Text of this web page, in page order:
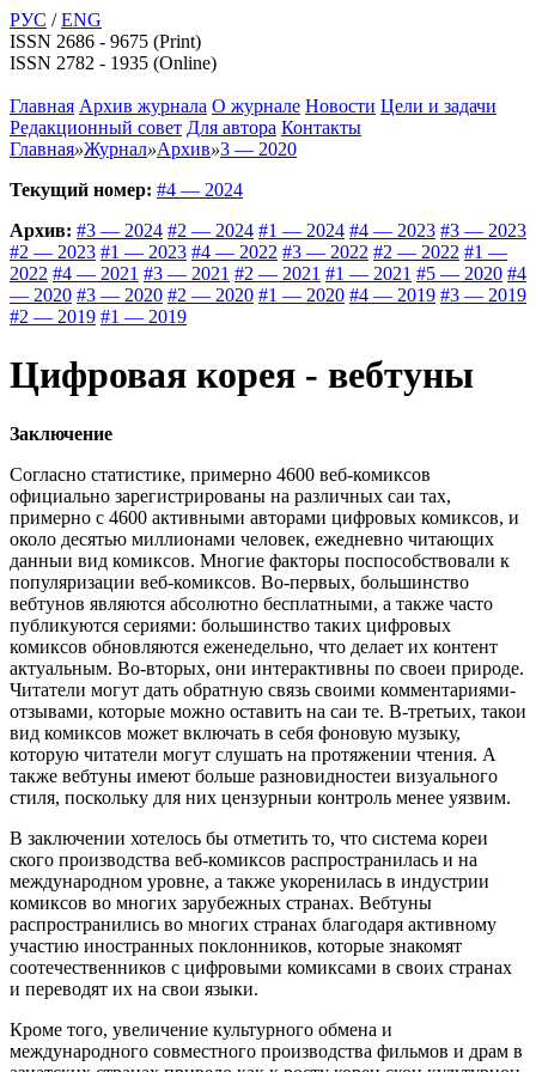
РУС /ENG
ISSN 2686 - 9675 (Print)
ISSN 2782 - 1935 (Online)
Главная Архив журнала О журнале Новости Цели и задачи
Редакционный совет Для автора Контакты
Главная»Журнал»Архив»3 — 2020
Текущий номер: #4 — 2024
Архив: #3 — 2024 #2 — 2024 #1 — 2024 #4 — 2023 #3 — 2023
#2 — 2023 #1 — 2023 #4 — 2022 #3 — 2022 #2 — 2022 #1 —
2022 #4 — 2021 #3 — 2021 #2 — 2021 #1 — 2021 #5 — 2020 #4
— 2020 #3 — 2020 #2 — 2020 #1 — 2020 #4 — 2019 #3 — 2019
#2 — 2019 #1 — 2019
Цифровая корея - вебтуны
Заключение
Согласно статистике, примерно 4600 веб-комиксов
официально зарегистрированы на различных саи тах,
примерно с 4600 активными авторами цифровых комиксов, и
около десятью миллионами человек, ежедневно читающих
данныи вид комиксов. Многие факторы поспособствовали к
популяризации веб-комиксов. Во-первых, большинство
вебтунов являются абсолютно бесплатными, а также часто
публикуются сериями: большинство таких цифровых
комиксов обновляются еженедельно, что делает их контент
актуальным. Во-вторых, они интерактивны по своеи природе.
Читатели могут дать обратную связь своими комментариями-
отзывами, которые можно оставить на саи те. В-третьих, такои
вид комиксов может включать в себя фоновую музыку,
которую читатели могут слушать на протяжении чтения. А
также вебтуны имеют больше разновидностеи визуального
стиля, поскольку для них цензурныи контроль менее уязвим.
В заключении хотелось бы отметить то, что система кореи
ского производства веб-комиксов распространилась и на
международном уровне, а также укоренилась в индустрии
комиксов во многих зарубежных странах. Вебтуны
распространились во многих странах благодаря активному
участию иностранных поклонников, которые знакомят
соотечественников с цифровыми комиксами в своих странах
и переводят их на свои языки.
Кроме того, увеличение культурного обмена и
международного совместного производства фильмов и драм в